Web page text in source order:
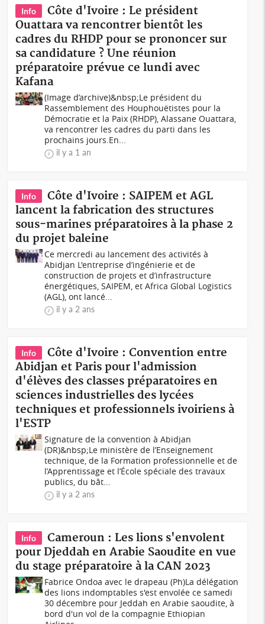
Info
Côte d'Ivoire : Le président
Ouattara va rencontrer bientôt les
cadres du RHDP pour se prononcer sur
sa candidature ? Une réunion
préparatoire prévue ce lundi avec
Kafana
(Image d’archive)&nbsp;Le président du
Rassemblement des Houphouëtistes pour la
Démocratie et la Paix (RHDP), Alassane Ouattara,
va rencontrer les cadres du parti dans les
prochains jours.En...
il y a 1 an
Info
Côte d'Ivoire : SAIPEM et AGL
lancent la fabrication des structures
sous-marines préparatoires à la phase 2
du projet baleine
Ce mercredi au lancement des activités à
Abidjan L'entreprise d’ingénierie et de
construction de projets et d’infrastructure
énergétiques, SAIPEM, et Africa Global Logistics
(AGL), ont lancé...
il y a 2 ans
Info
Côte d'Ivoire : Convention entre
Abidjan et Paris pour l'admission
d'élèves des classes préparatoires en
sciences industrielles des lycées
techniques et professionnels ivoiriens à
l'ESTP
Signature de la convention à Abidjan
(DR)&nbsp;Le ministère de l’Enseignement
technique, de la Formation professionnelle et de
l’Apprentissage et l’École spéciale des travaux
publics, du bât...
il y a 2 ans
Info
Cameroun : Les lions s'envolent
pour Djeddah en Arabie Saoudite en vue
du stage préparatoire à la CAN 2023
Fabrice Ondoa avec le drapeau (Ph)La délégation
des lions indomptables s'est envolée ce samedi
30 décembre pour Jeddah en Arabie saoudite, à
bord d'un vol de la compagnie Ethiopian